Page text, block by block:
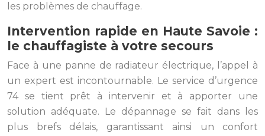
les problèmes de chauffage.
Intervention rapide en Haute Savoie :
le chauffagiste à votre secours
Face à une panne de radiateur électrique, l’appel à
un expert est incontournable. Le service d’urgence
74 se tient prêt à intervenir et à apporter une
solution adéquate. Le dépannage se fait dans les
plus brefs délais, garantissant ainsi un confort